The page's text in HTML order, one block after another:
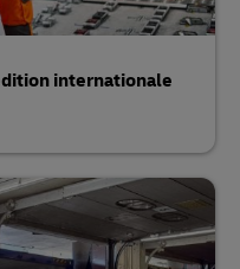
internationale